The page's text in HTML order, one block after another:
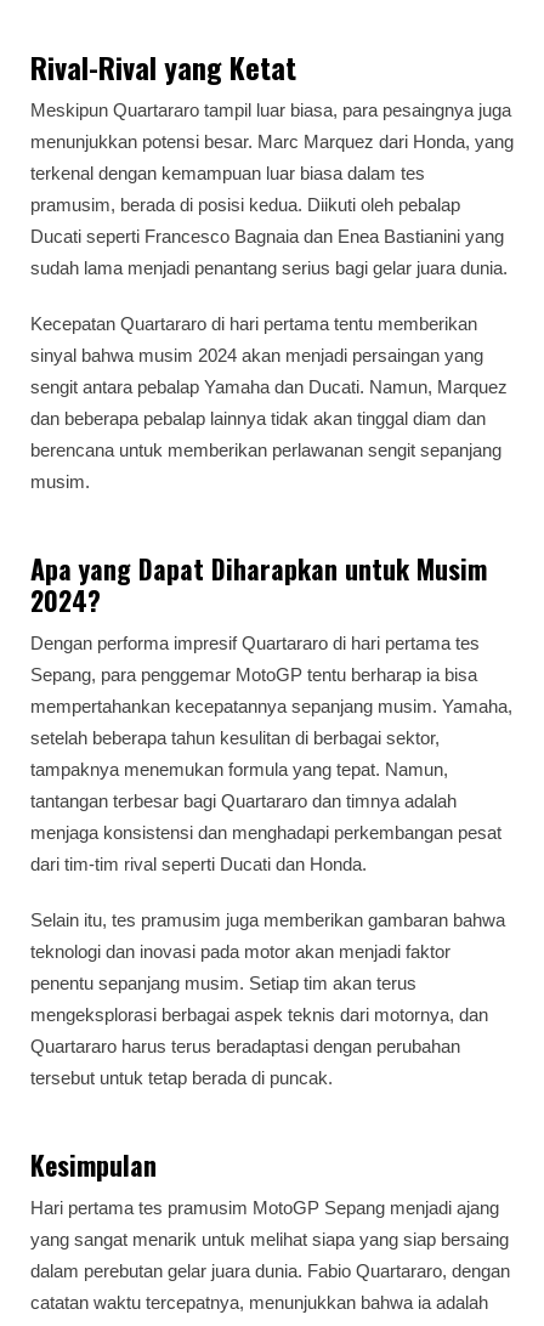
Rival-Rival yang Ketat
Meskipun Quartararo tampil luar biasa, para pesaingnya juga
menunjukkan potensi besar. Marc Marquez dari Honda, yang
terkenal dengan kemampuan luar biasa dalam tes
pramusim, berada di posisi kedua. Diikuti oleh pebalap
Ducati seperti Francesco Bagnaia dan Enea Bastianini yang
sudah lama menjadi penantang serius bagi gelar juara dunia.
Kecepatan Quartararo di hari pertama tentu memberikan
sinyal bahwa musim 2024 akan menjadi persaingan yang
sengit antara pebalap Yamaha dan Ducati. Namun, Marquez
dan beberapa pebalap lainnya tidak akan tinggal diam dan
berencana untuk memberikan perlawanan sengit sepanjang
musim.
Apa yang Dapat Diharapkan untuk Musim
2024?
Dengan performa impresif Quartararo di hari pertama tes
Sepang, para penggemar MotoGP tentu berharap ia bisa
mempertahankan kecepatannya sepanjang musim. Yamaha,
setelah beberapa tahun kesulitan di berbagai sektor,
tampaknya menemukan formula yang tepat. Namun,
tantangan terbesar bagi Quartararo dan timnya adalah
menjaga konsistensi dan menghadapi perkembangan pesat
dari tim-tim rival seperti Ducati dan Honda.
Selain itu, tes pramusim juga memberikan gambaran bahwa
teknologi dan inovasi pada motor akan menjadi faktor
penentu sepanjang musim. Setiap tim akan terus
mengeksplorasi berbagai aspek teknis dari motornya, dan
Quartararo harus terus beradaptasi dengan perubahan
tersebut untuk tetap berada di puncak.
Kesimpulan
Hari pertama tes pramusim MotoGP Sepang menjadi ajang
yang sangat menarik untuk melihat siapa yang siap bersaing
dalam perebutan gelar juara dunia. Fabio Quartararo, dengan
catatan waktu tercepatnya, menunjukkan bahwa ia adalah